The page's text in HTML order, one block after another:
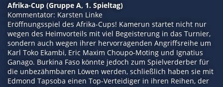
Afrika-Cup (Gruppe A, 1. Spieltag)
Kommentator: Karsten Linke
Eröffnungsspiel des Afrika-Cups! Kamerun startet nicht nur
wegen des Heimvorteils mit viel Begeisterung in das Turnier,
sondern auch wegen ihrer hervorragenden Angriffsreihe um
Karl Toko Ekambi, Eric Maxim Choupo-Moting und Ignatius
Ganago. Burkina Faso könnte jedoch zum Spielverderber für
die unbezähmbaren Löwen werden, schließlich haben sie mit
Edmond Tapsoba einen Top-Verteidiger in ihren Reihen, der